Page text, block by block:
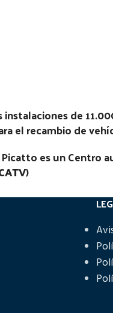
52585
instalaciones de
el recambio de
es un Centro
)